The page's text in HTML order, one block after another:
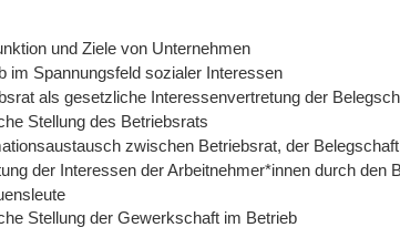
und Ziele von Unternehmen
im Spannungsfeld sozialer Interessen
als gesetzliche Interessenvertretung der
Stellung des Betriebsrats
zwischen Betriebsrat, der
der Interessen der Arbeitnehmer*innen durch
Stellung der Gewerkschaft im Betrieb